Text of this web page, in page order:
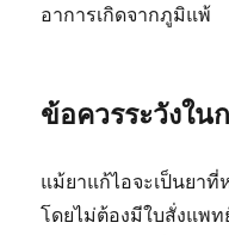
อาการเกิดจากภูมิแพ้
ข้อควรระวังใน
แม้ยาแก้ไอจะเป็นยา
โดยไม่ต้องมีใบสั่งแพ